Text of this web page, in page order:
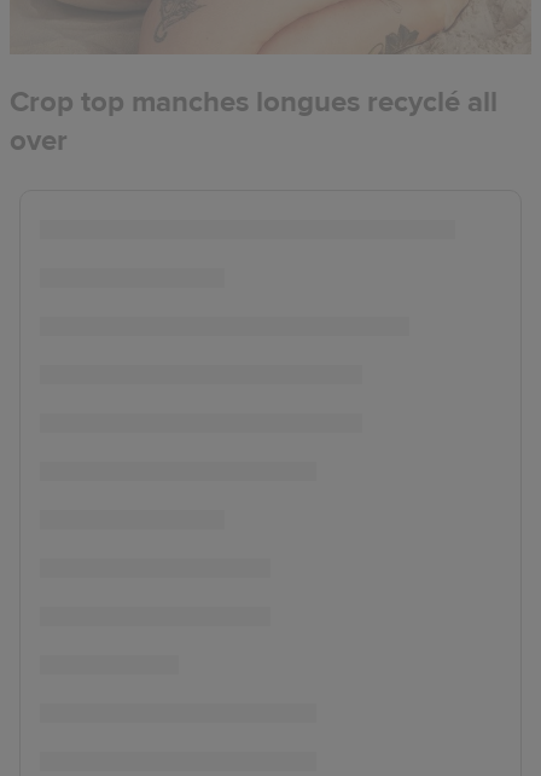
Crop top manches longues recyclé all
over